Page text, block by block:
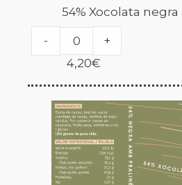
54% Xocolata
-
+
4,20€